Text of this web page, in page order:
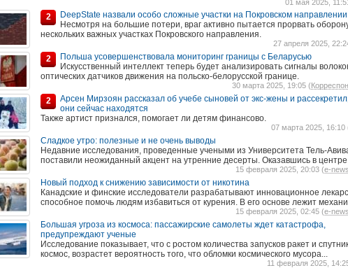
01 мая 2025,
2
DeepState назвали особо сложные участки на Покровском направлении
Несмотря на большие потери, враг активно пытается прорвать
нескольких важных участках Покровского направления.
27 апреля 2025,
2
Польша усовершенствовала мониторинг границы с Беларусью
Искусственный интеллект теперь будет анализировать сигналы
оптических датчиков движения на польско-белорусской границе.
30 марта 2025, 19:05 (
2
Арсен Мирзоян рассказал об учебе сыновей от экс-жены и
они сейчас находятся
Также артист признался, помогает ли детям финансово.
07 марта 2025, 16:10
Сладкое утро: полезные и не очень выводы
Недавние исследования, проведенные учеными из Университета Тель-
поставили неожиданный акцент на утренние десерты. Оказавшись в центре
15 февраля 2025, 20:03 (e-
Новый подход к снижению зависимости от никотина
Канадские и финские исследователи разрабатывают инновационное
способное помочь людям избавиться от курения. В его основе лежит
15 февраля 2025, 02:45 (e-
Большая угроза из космоса: пассажирские самолеты ждет катастрофа,
предупреждают ученые
Исследование показывает, что с ростом количества запусков ракет и
космос, возрастет вероятность того, что обломки космического мусора...
11 февраля 2025,